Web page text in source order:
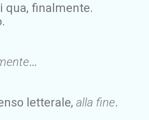
qua, finalmente.
…
letterale, alla fine.